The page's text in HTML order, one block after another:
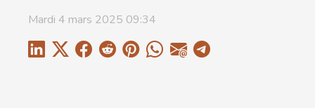
Mardi 4 mars 2025 09:34